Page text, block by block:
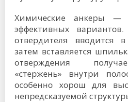
Химические анкеры
эффективных
отвердителя вводится
затем вставляется
отверждения
«стержень» внутри
особенно хорош для
непредсказуемой